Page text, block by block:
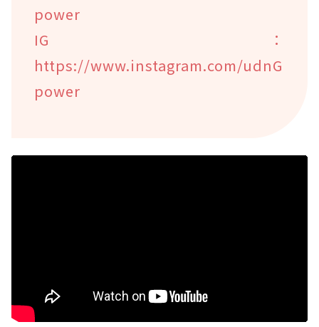
power
IG：
https://www.instagram.com/udnG
power